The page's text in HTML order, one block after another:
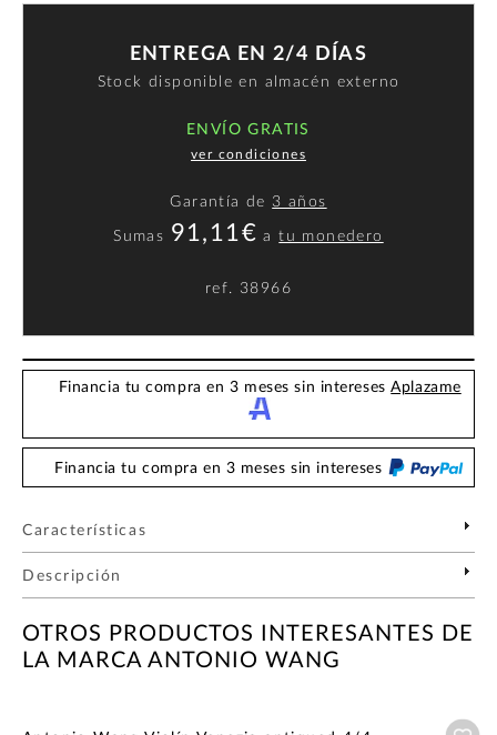
ENTREGA EN 2/4 DÍAS
Stock disponible en almacén externo
ENVÍO GRATIS
ver condiciones
Garantía de 3 años
Sumas 91,11€ atu monedero
ref. 38966
Financia tu compra en 3 meses sin interesesAplazame
Financia tu compra en 3 meses sin intereses
Características
Descripción
OTROS PRODUCTOS INTERESANTES DE
LA MARCA ANTONIO WANG